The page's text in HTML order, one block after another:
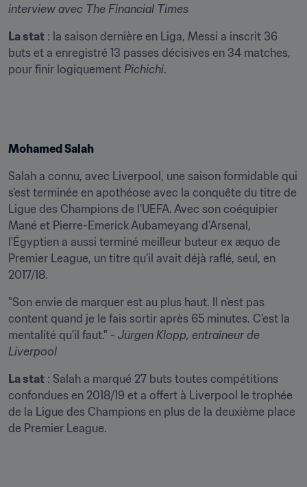
interview avec The Financial Times
La stat : la saison dernière en Liga, Messi a inscrit 36
buts et a enregistré 13 passes décisives en 34 matches,
pour finir logiquement Pichichi.
Mohamed Salah
Salah a connu, avec Liverpool, une saison formidable qui
s'est terminée en apothéose avec la conquête du titre de
Ligue des Champions de l'UEFA. Avec son coéquipier
Mané et Pierre-Emerick Aubameyang d'Arsenal,
l'Égyptien a aussi terminé meilleur buteur ex æquo de
Premier League, un titre qu'il avait déjà raflé, seul, en
2017/18.
"Son envie de marquer est au plus haut. Il n'est pas
content quand je le fais sortir après 65 minutes. C'est la
mentalité qu'il faut." - Jürgen Klopp, entraîneur de
Liverpool
La stat : Salah a marqué 27 buts toutes compétitions
confondues en 2018/19 et a offert à Liverpool le trophée
de la Ligue des Champions en plus de la deuxième place
de Premier League.